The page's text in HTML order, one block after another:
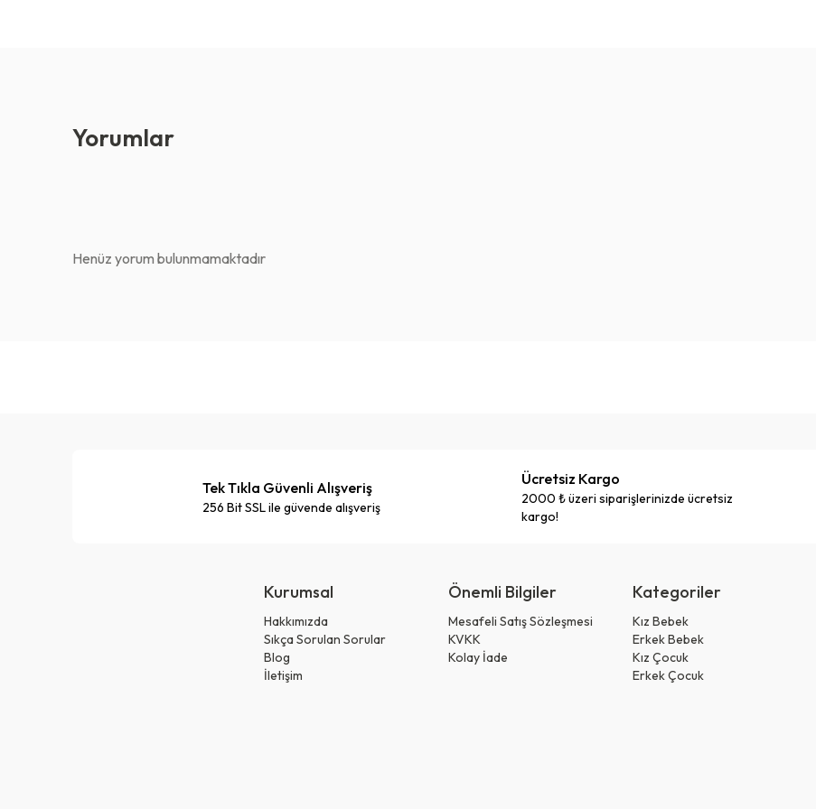
Yorumlar
Henüz yorum bulunmamaktadır
Tek Tıkla Güvenli Alışveriş
256 Bit SSL ile güvende alışveriş
Ücretsiz Kargo
2000 ₺ üzeri siparişlerinizde ücretsiz
kargo!
Kurumsal
Hakkımızda
Sıkça Sorulan Sorular
Blog
İletişim
Önemli Bilgiler
Mesafeli Satış Sözleşmesi
KVKK
Kolay İade
Kategoriler
Kız Bebek
Erkek Bebek
Kız Çocuk
Erkek Çocuk